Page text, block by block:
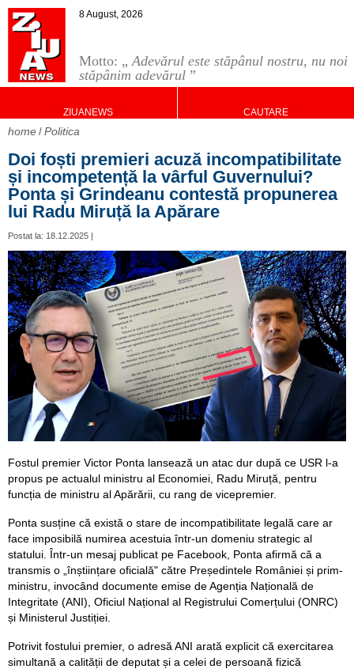
Motto: „Adevărul este stăpânul nostru, nu noi
stăpânim adevărul ”
8 August, 2026
ZIUANEWS CAUTARE
home Politica
Doi foști premieri acuză incompatibilitate
și incompetență la vârful Guvernului?
Ponta și Grindeanu contestă propunerea
lui Radu Miruță la Apărare
Postat la: 18.12.2025 |
Fostul premier Victor Ponta lansează un atac dur după ce USR l-a
propus pe actualul ministru al Economiei, Radu Miruță, pentru
funcția de ministru al Apărării, cu rang de vicepremier.
Ponta susține că există o stare de incompatibilitate legală care ar
face imposibilă numirea acestuia într-un domeniu strategic al
statului. Într-un mesaj publicat pe Facebook, Ponta afirmă că a
transmis o „înștiințare oficială" către Președintele României și prim-
ministru, invocând documente emise de Agenția Națională de
Integritate (ANI), Oficiul Național al Registrului Comerțului (ONRC)
și Ministerul Justiției.
Potrivit fostului premier, o adresă ANI arată explicit că exercitarea
simultană a calității de deputat și a celei de persoană fizică